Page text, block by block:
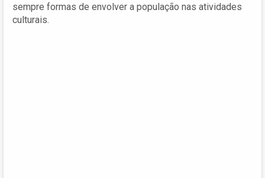
sempre formas de envolver a população nas atividades
culturais.